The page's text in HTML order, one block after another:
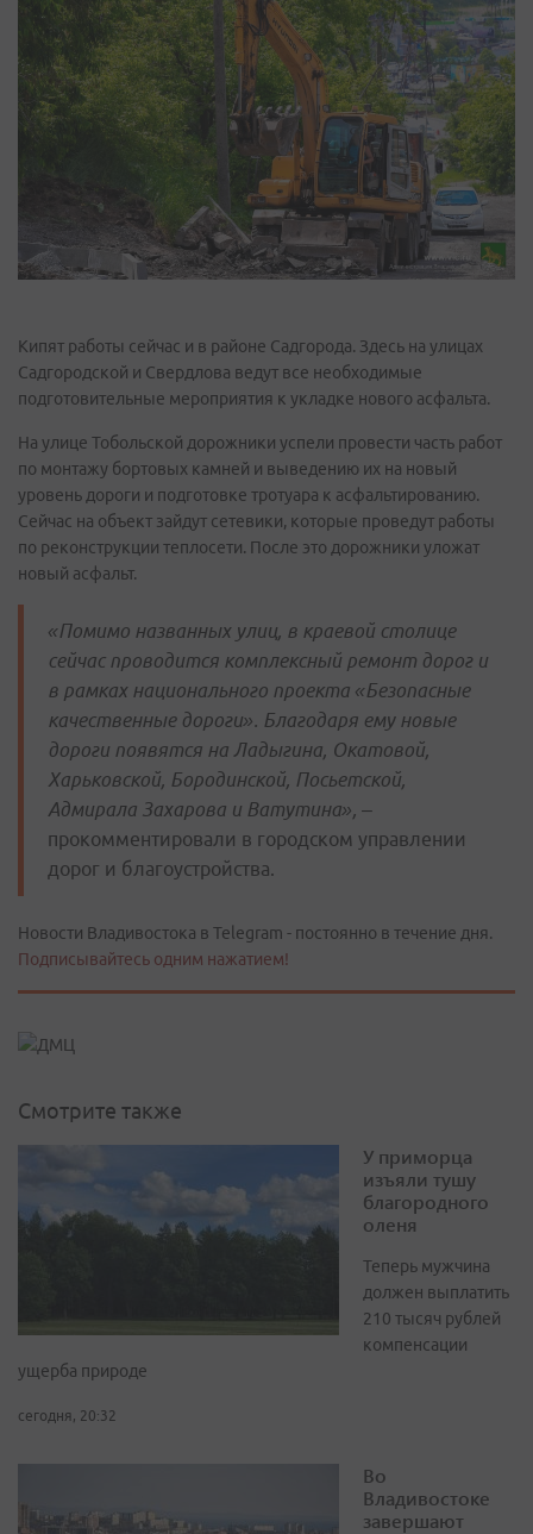
Кипят работы сейчас и в районе Садгорода. Здесь на улицах
Садгородской и Свердлова ведут все необходимые
подготовительные мероприятия к укладке нового асфальта.
На улице Тобольской дорожники успели провести часть работ
по монтажу бортовых камней и выведению их на новый
уровень дороги и подготовке тротуара к асфальтированию.
Сейчас на объект зайдут сетевики, которые проведут работы
по реконструкции теплосети. После это дорожники уложат
новый асфальт.
«Помимо названных улиц, в краевой столице
сейчас проводится комплексный ремонт дорог и
в рамках национального проекта «Безопасные
качественные дороги». Благодаря ему новые
дороги появятся на Ладыгина, Окатовой,
Харьковской, Бородинской, Посьетской,
Адмирала Захарова и Ватутина», –
прокомментировали в городском управлении
дорог и благоустройства.
Новости Владивостока в Telegram - постоянно в течение дня.
Подписывайтесь одним нажатием!
Смотрите также
У приморца
изъяли тушу
благородного
оленя
Теперь мужчина
должен выплатить
210 тысяч рублей
компенсации
ущерба природе
сегодня, 20:32
Во
Владивостоке
завершают